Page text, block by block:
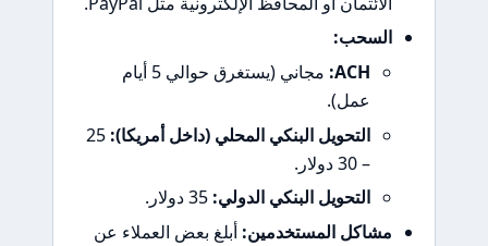
السحب:
ACH:
مجاني (يستغرق حوالي 5 أيام
عمل).
التحويل البنكي المحلي (داخل أمريكا): 25
– 30 دولار.
التحويل البنكي الدولي: 35 دولار.
مشاكل المستخدمين: أبلغ بعض العملاء عن